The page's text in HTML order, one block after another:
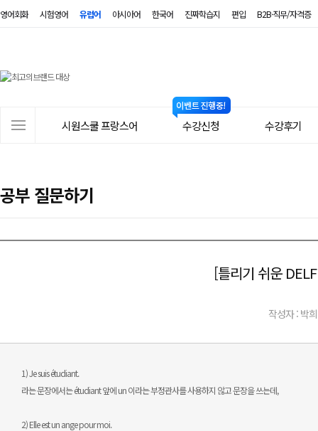
영어회화 시험영어 유럽어 아시아어 한국어 진짜학습지 편입 B2B·직무/자격증
어
뉴
시원스쿨 프랑스어 수강신청 수강후기
공부 질문하기
[틀리기 쉬운
작성자 : 박
1) Je suis étudiant.
라는 문장에서는 étudiant 앞에 un 이라는 부정관사를 사용하지 않고 문장을 쓰는데,
2) Elle est un ange pour moi.